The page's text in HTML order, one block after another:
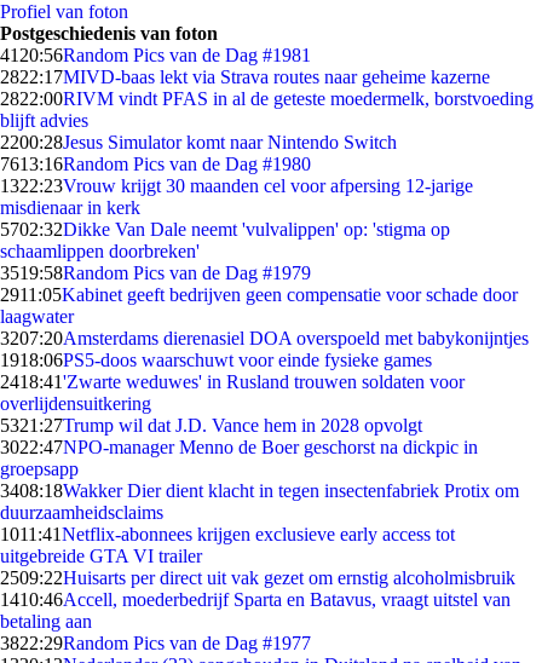
Profiel van foton
Postgeschiedenis van foton
41 20:56Random Pics van de Dag #1981
2822:17MIVD-baas lekt via Strava routes naar geheime kazerne
2822:00RIVM vindt PFAS in al de geteste moedermelk, borstvoeding
blijft advies
2200:28Jesus Simulator komt naar Nintendo Switch
7613:16Random Pics van de Dag #1980
1322:23Vrouw krijgt 30 maanden cel voor afpersing 12-jarige
misdienaar in kerk
5702:32Dikke Van Dale neemt 'vulvalippen' op: 'stigma op
schaamlippen doorbreken'
3519:58Random Pics van de Dag #1979
2911:05Kabinet geeft bedrijven geen compensatie voor schade door
laagwater
3207:20Amsterdams dierenasiel DOA overspoeld met babykonijntjes
1918:06PS5-doos waarschuwt voor einde fysieke games
2418:41'Zwarte weduwes' in Rusland trouwen soldaten voor
overlijdensuitkering
5321:27Trump wil dat J.D. Vance hem in 2028 opvolgt
3022:47NPO-manager Menno de Boer geschorst na dickpic in
groepsapp
3408:18Wakker Dier dient klacht in tegen insectenfabriek Protix om
duurzaamheidsclaims
1011:41Netflix-abonnees krijgen exclusieve early access tot
uitgebreide GTA VI trailer
2509:22Huisarts per direct uit vak gezet om ernstig alcoholmisbruik
1410:46Accell, moederbedrijf Sparta en Batavus, vraagt uitstel van
betaling aan
3822:29Random Pics van de Dag #1977